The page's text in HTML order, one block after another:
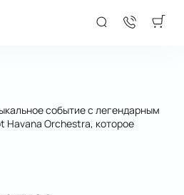
событие с легендарным
Havana Orchestra, которое